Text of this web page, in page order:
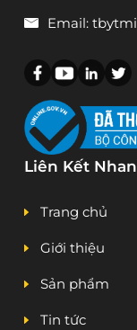
Email:
Liên Kết
Trang chủ
Giới thiệu
Sản phẩm
Tin tức